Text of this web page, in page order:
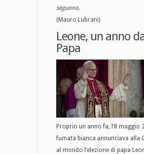
seguono.
(Mauro Lubrani)
Leone, un anno
Papa
Proprio un anno fa, l’8 maggio
fumata bianca annunciava alla
al mondo l’elezione di papa